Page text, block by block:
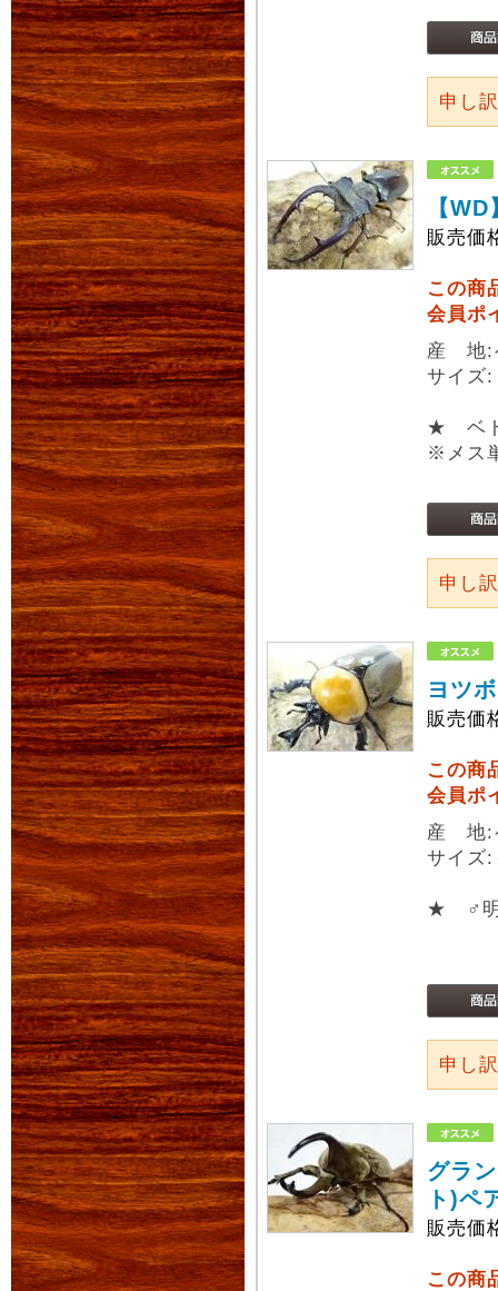
申し
【
販売価
この商
会員ポ
産 地:
サイズ
★ ベ
※メス
申し
ヨツ
販売価
この商
会員ポ
産 地:
サイズ
★ ♂明
申し
グラ
ト)ペ
販売価
この商